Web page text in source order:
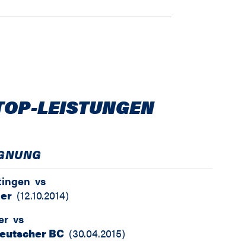
LEISTUNGEN
vs
(12.10.2014)
vs
BC (30.04.2015)